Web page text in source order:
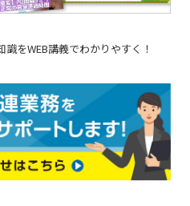
をWEB講義でわかりやすく！